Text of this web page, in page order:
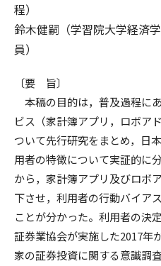
程）
鈴木健嗣（学習院大学経済
員）
〔要 旨〕
本稿の目的は，普及過程に
ビス（家計簿アプリ，ロボア
ついて先行研究をまとめ，日
用者の特徴について実証的に
から，家計簿アプリ及びロボ
下させ，利用者の行動バイア
ことが分かった。利用者の決
証券業協会が実施した2017年
家の証券投資に関する意識調